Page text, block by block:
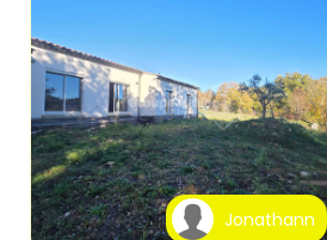
Jonathann